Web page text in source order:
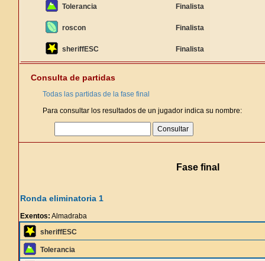
Tolerancia Finalista
roscon Finalista
sheriffESC Finalista
Consulta de partidas
Todas las partidas de la fase final
Para consultar los resultados de un jugador indica su nombre:
Fase final
Ronda eliminatoria 1
Exentos: Almadraba
sheriffESC
Tolerancia